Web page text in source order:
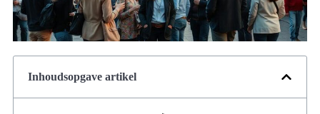
Inhoudsopgave artikel